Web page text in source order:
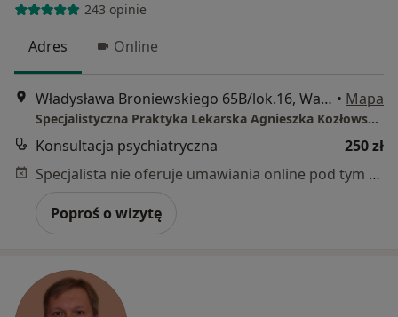
243 opinie
Adres Online
Władysława Broniewskiego 65B/lok.16, Wałbrzych • Mapa
Specjalistyczna Praktyka Lekarska Agnieszka Kozłowska-Łosyk
Konsultacja psychiatryczna
250 zł
Specjalista nie oferuje umawiania online pod tym adresem.
Poproś o wizytę